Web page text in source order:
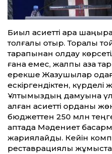
Биыл қасиетті қара
толғалы отыр. Торқалы
тарапынан қолдау
ғана емес, жалпы қазақ
ерекше Жазушылар
ескіргендіктен,
Ұлтымыздың дамуына
қалған қасиетті орданы
бюджеттен 250 млн
аптада Мәдениет
жариялайды. Кейін
реставрациялық